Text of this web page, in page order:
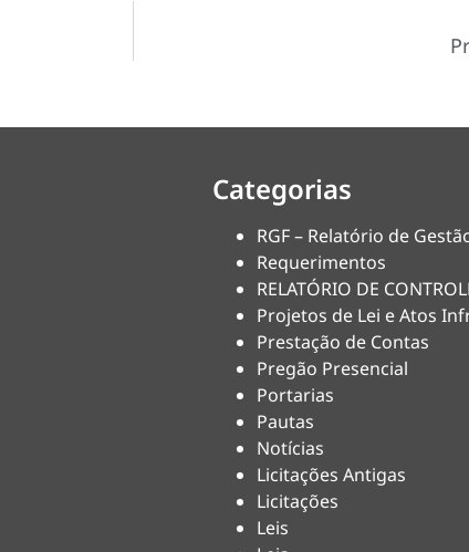
Categorias
RGF – Relatório de
Requerimentos
RELATÓRIO DE
Projetos de Lei e Atos
Prestação de Contas
Pregão Presencial
Portarias
Pautas
Notícias
Licitações Antigas
Licitações
Leis